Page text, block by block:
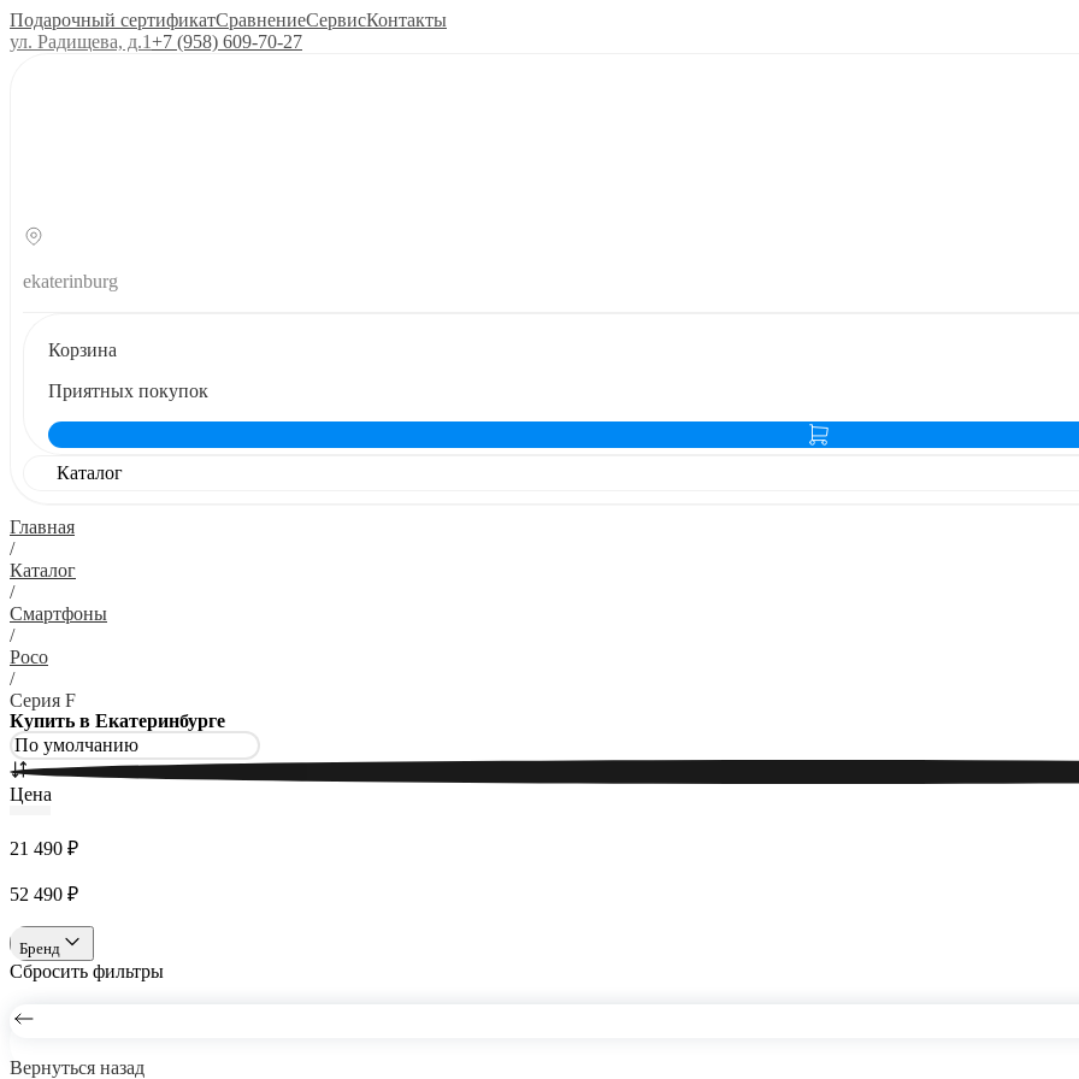
Подарочный сертификатСравнениеСервисКонтакты
ул. Радищева, д.1+7 (958) 609‑70‑27
ekaterinburg
Корзина
Приятных покупок
Каталог
Главная
/
Каталог
/
Смартфоны
/
Poco
/
Серия F
Купить в Екатеринбурге
Цена
21 490 ₽
52 490 ₽
Бренд
Сбросить фильтры
Вернуться назад